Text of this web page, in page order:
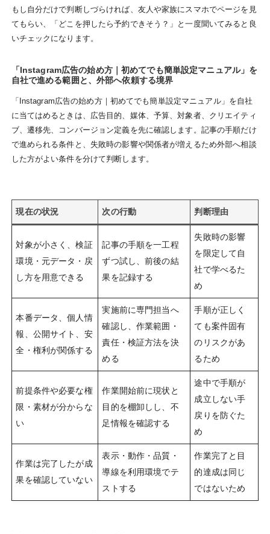
もし自分だけで判断しづらければ、友人や家族にスマホでページを見
てもらい、「どこを押したら予約できそう？」と一度聞いてみると良
いチェックになります。
「Instagram広告の始め方｜初めてでも簡単設定マニュアル」を
自社で進める範囲と、外部へ依頼する境界
「Instagram広告の始め方｜初めてでも簡単設定マニュアル」を自社
に当てはめるときは、広告目的、媒体、予算、対象者、クリエイティ
ブ、遷移先、コンバージョン定義を先に確認します。記事の手順だけ
で進められる条件と、失敗時の影響や関係者が増えるため外部へ相談
した方がよい条件を分けて判断します。
現在の状況 次の行動 判断理由
対象が小さく、検証
環境・元データ・戻
し方を用意できる
記事の手順を一工程
ずつ試し、前後の結
果を記録する
失敗時の影響
を限定して自
社で学べるた
め
本番データ、個人情
報、公開サイト、安
全・権利が関係する
実施前に専門担当へ
確認し、作業範囲・
責任・検証方法を決
める
手順が正しく
ても案件固有
のリスクがあ
るため
前提条件や必要な権
限・素材が分からな
い
作業開始前に現状と
目的を棚卸しし、不
足情報を確認する
途中で手順が
成立しない手
戻りを防ぐた
め
作業は完了したが成
果を確認していない
表示・動作・品質・
導線を利用環境でテ
ストする
作業完了と目
的達成は同じ
ではないため